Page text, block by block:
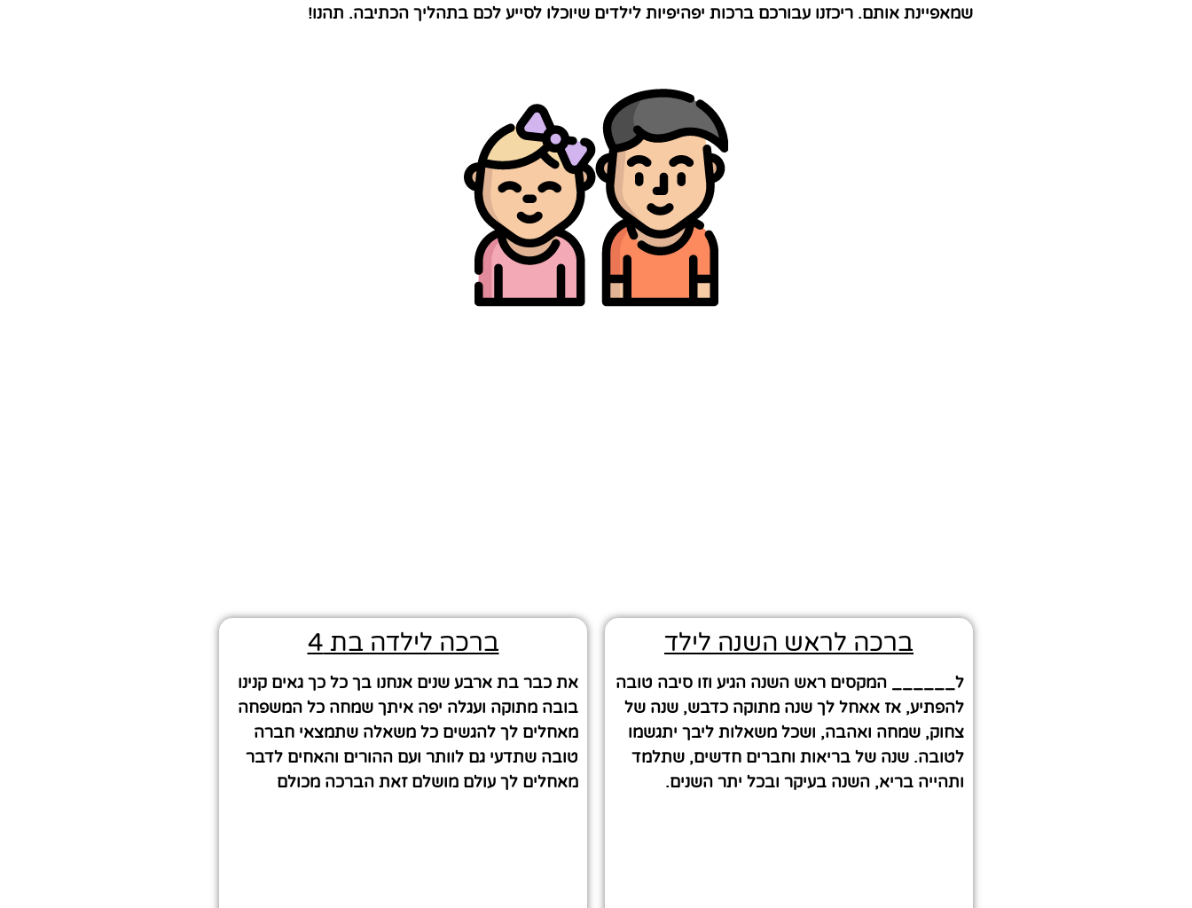
שמאפיינת אותם. ריכזנו עבורכם ברכות יפהיפיות לילדים שיוכלו לסייע לכם בתהליך הכתיבה. תהנו!
ברכה לראש השנה לילד
ל______ המקסים ראש השנה הגיע וזו סיבה טובה
להפתיע, אז אאחל לך שנה מתוקה כדבש, שנה של
צחוק, שמחה ואהבה, ושכל משאלות ליבך יתגשמו
לטובה. שנה של בריאות וחברים חדשים, שתלמד
ותהייה בריא, השנה בעיקר ובכל יתר השנים.
ברכה לילדה בת 4
את כבר בת ארבע שנים אנחנו בך כל כך גאים קנינו
בובה מתוקה ועגלה יפה איתך שמחה כל המשפחה
מאחלים לך להגשים כל משאלה שתמצאי חברה
טובה שתדעי גם לוותר ועם ההורים והאחים לדבר
מאחלים לך עולם מושלם זאת הברכה מכולם